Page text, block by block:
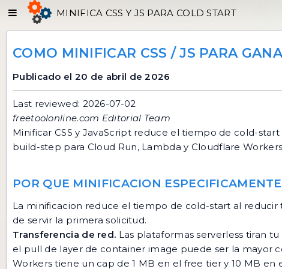
MINIFICA CSS Y JS PARA COLD START
COMO MINIFICAR CSS / JS PARA
Publicado el 20 de abril de 2026
Last reviewed: 2026-07-02
freetoolonline.com Editorial Team
Minificar CSS y JavaScript reduce el tiempo de cold-
build-step para Cloud Run, Lambda y Cloudflare
POR QUE MINIFICACION
La minificacion reduce el tiempo de cold-start al
de servir la primera solicitud.
Transferencia de red. Las plataformas serverless tiran
el pull de layer de container image puede ser la mayor
Workers tiene un cap de 1 MB en el free tier y 10 MB